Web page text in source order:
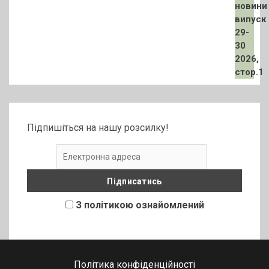
Підпишіться на нашу розсилку!
З політикою ознайомлений
Політика конфіденційності